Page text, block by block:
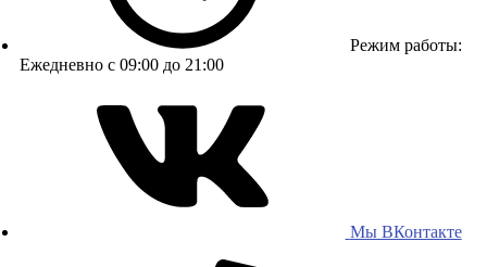
Режим работы:
Ежедневно с 09:00 до 21:00
Мы ВКонтакте